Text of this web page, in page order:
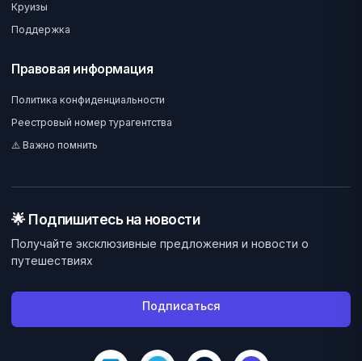
Круизы
Поддержка
Правовая информация
Политика конфиденциальности
Реестровый номер турагентства
⚠️ Важно помнить
🌟 Подпишитесь на новости
Получайте эксклюзивные предложения и новости о
путешествиях
Подписаться